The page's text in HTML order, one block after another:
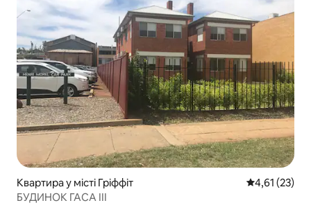
Квартира у місті Гріффіт Середня
4,61 (23)
БУДИНОК ГАСА III